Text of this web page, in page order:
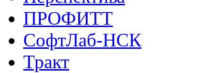
ПРОФИТТ
СофтЛаб-НСК
Тракт